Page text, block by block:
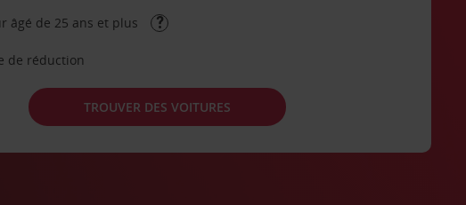
âgé de 25 ans et plus
de réduction
TROUVER DES VOITURES